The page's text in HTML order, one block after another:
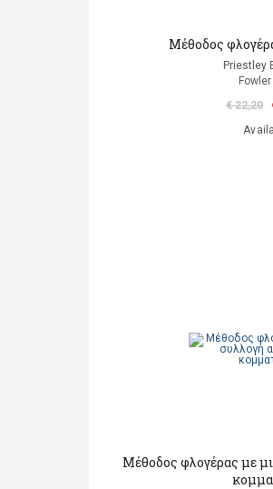
Μέθοδος
Priestley
€ 22,20
Μέθοδος φλογέρας με